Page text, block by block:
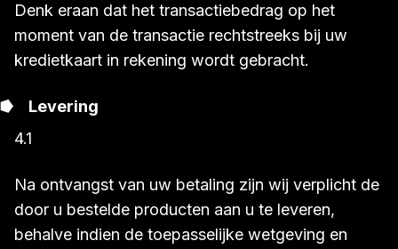
Denk eraan dat het transactiebedrag op het
moment van de transactie rechtstreeks bij uw
kredietkaart in rekening wordt gebracht.
Levering
4.1
Na ontvangst van uw betaling zijn wij verplicht de
door u bestelde producten aan u te leveren,
behalve indien de toepasselijke wetgeving en